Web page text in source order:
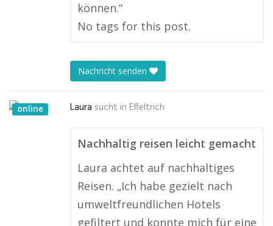
können.“
No tags for this post.
Nachricht senden
online Laura sucht in Effeltrich
Nachhaltig reisen leicht gemacht
Laura achtet auf nachhaltiges
Reisen. „Ich habe gezielt nach
umweltfreundlichen Hotels
gefiltert und konnte mich für eine